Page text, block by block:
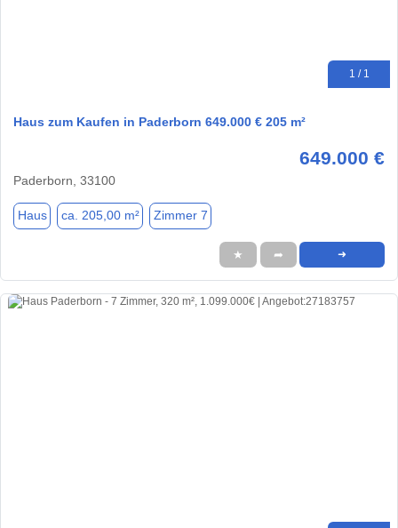
1 / 1
Haus zum Kaufen in Paderborn 649.000 € 205 m²
649.000 €
Paderborn, 33100
Haus ca. 205,00 m² Zimmer 7
★ ➦ ➜